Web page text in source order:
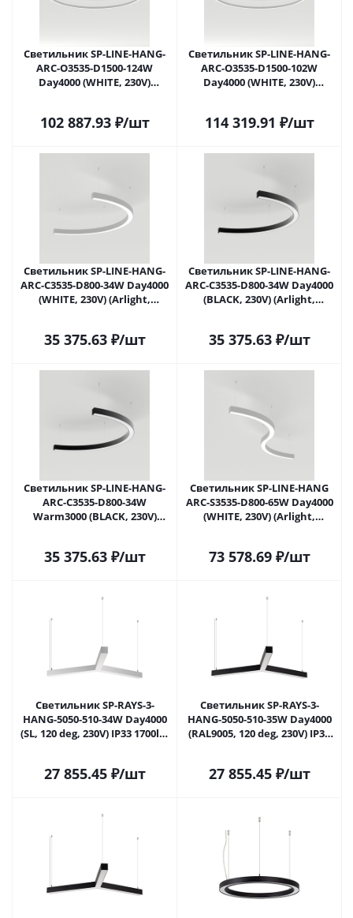
Светильник SP-LINE-HANG-
ARC-O3535-D1500-124W
Day4000 (WHITE, 230V)
102 887.93₽/шт
Светильник SP-LINE-HANG-
ARC-O3535-D1500-102W
Day4000 (WHITE, 230V)
114 319.91 ₽/шт
Светильник SP-LINE-HANG-
ARC-C3535-D800-34W Day4000
(WHITE, 230V) (Arlight,
35 375.63₽/шт
Светильник SP-LINE-HANG-
ARC-C3535-D800-34W Day4000
(BLACK, 230V) (Arlight,
35 375.63₽/шт
Светильник SP-LINE-HANG-
ARC-C3535-D800-34W
Warm3000 (BLACK, 230V)
35 375.63₽/шт
Светильник SP-LINE-HANG
ARC-S3535-D800-65W Day4000
(WHITE, 230V) (Arlight,
73 578.69₽/шт
Светильник SP-RAYS-3-
HANG-5050-510-34W Day4000
(SL, 120 deg, 230V) IP33 1700lm
27 855.45₽/шт
Светильник SP-RAYS-3-
HANG-5050-510-35W Day4000
(RAL9005, 120 deg, 230V) IP33
27 855.45₽/шт